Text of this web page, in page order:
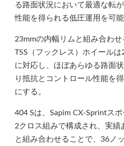
る路面状況において最適な転
性能を得られる低圧運用を可能
23mmの内幅リムと組み合わ
TSS（フックレス）ホイール
に対応し、ほぼあらゆる路面
り抵抗とコントロール性能を
にする。
404 Sは、Sapim CX-Sprintス
2クロス組みで構成され、実績
と組み合わせることで、36ノ